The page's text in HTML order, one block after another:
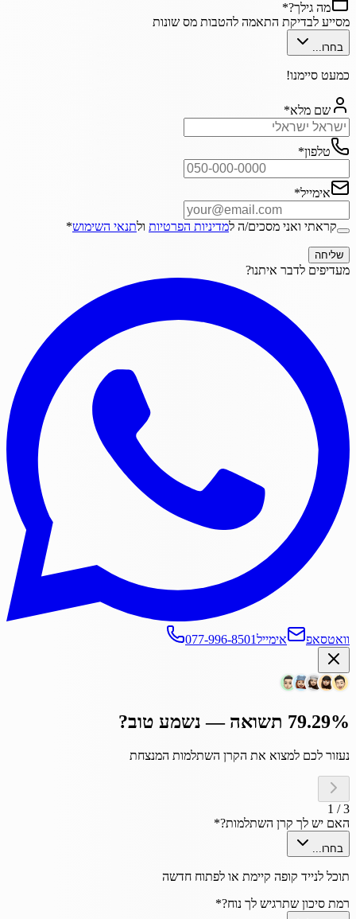
מה גילך?*
מסייע לבדיקת התאמה להטבות מס שונות
בחרו...
כמעט סיימנו!
שם מלא*
טלפון*
אימייל*
קראתי ואני מסכים/ה למדיניות הפרטיות ולתנאי השימוש*
שליחה
מעדיפים לדבר איתנו?
וואטסאפ אימייל077-996-8501
79.29% תשואה — נשמע טוב?
נעזור לכם למצוא את הקרן השתלמות המנצחת
1 /3
האם יש לך קרן השתלמות?*
בחרו...
תוכל לנייד קופה קיימת או לפתוח חדשה
רמת סיכון שתרגיש לך נוח?*